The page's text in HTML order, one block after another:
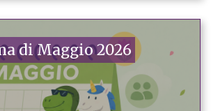
di Maggio 2026